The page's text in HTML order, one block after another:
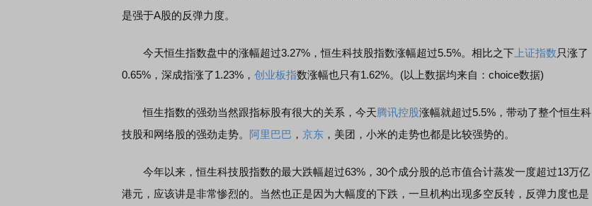
是强于A股的反弹力度。
今天恒生指数盘中的涨幅超过3.27%，恒生科技股指数涨幅超过5.5%。相比之下 上证指数只涨了
0.65%，深成指涨了1.23%， 创业板指数涨幅也只有1.62%。(以上数据均来自：choice数据)
恒生指数的强劲当然跟指标股有很大的关系，今天腾讯控股涨幅就超过5.5%，带动了整个恒生科
技股和网络股的强劲走势。 阿里巴巴 ， 京东 ，美团，小米的走势也都是比较强势的。
今年以来，恒生科技股指数的最大跌幅超过63%，30个成分股的总市值合计蒸发一度超过13万亿
港元，应该讲是非常惨烈的。当然也正是因为大幅度的下跌，一旦机构出现多空反转，反弹力度也是